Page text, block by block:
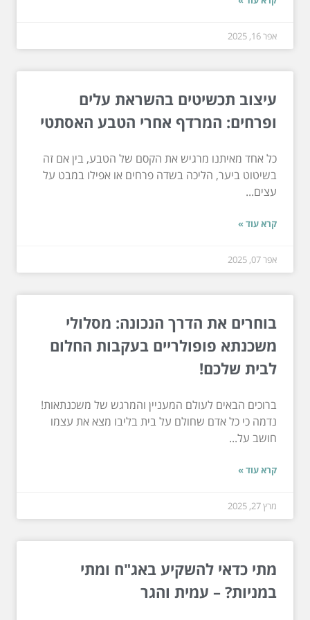
אפר 16, 2025
עיצוב תכשיטים בהשראת עלים
ופרחים: המרדף אחרי הטבע האסתטי
כל אחד מאיתנו מרגיש את הקסם של הטבע, בין אם זה
בשיטוט ביער, הליכה בשדה פרחים או אפילו במבט על
עצים...
קרא עוד »
אפר 07, 2025
בוחרים את הדרך הנכונה: מסלולי
משכנתא פופולריים בעקבות החלום
לבית שלכם!
ברוכים הבאים לעולם המעניין והמרגש של משכנתאות!
נדמה כי כל אדם שחולם על בית בליבו מצא את עצמו
חושב על...
קרא עוד »
מרץ 27, 2025
מתי כדאי להשקיע באג"ח ומתי
במניות? – עמית והגר